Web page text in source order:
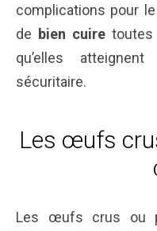
complications pour
de bien cuiretoutes
qu’elles
sécuritaire.
Les œufs
Les œufs crus ou